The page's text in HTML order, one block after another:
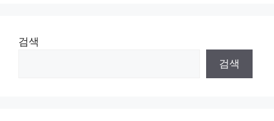
검색
검색